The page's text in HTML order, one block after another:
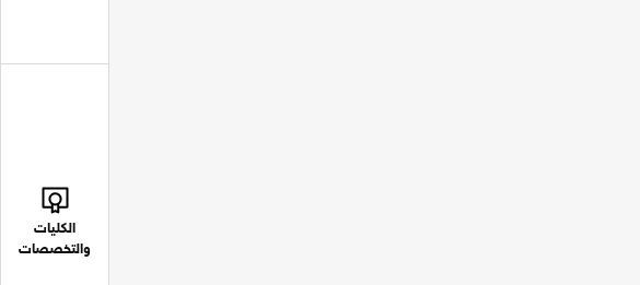
الكليات
والتخصصات